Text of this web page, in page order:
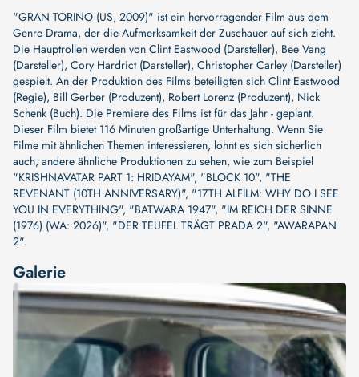
"GRAN TORINO (US, 2009)" ist ein hervorragender Film aus dem
Genre Drama, der die Aufmerksamkeit der Zuschauer auf sich zieht.
Die Hauptrollen werden von Clint Eastwood (Darsteller), Bee Vang
(Darsteller), Cory Hardrict (Darsteller), Christopher Carley (Darsteller)
gespielt. An der Produktion des Films beteiligten sich Clint Eastwood
(Regie), Bill Gerber (Produzent), Robert Lorenz (Produzent), Nick
Schenk (Buch). Die Premiere des Films ist für das Jahr - geplant.
Dieser Film bietet 116 Minuten großartige Unterhaltung. Wenn Sie
Filme mit ähnlichen Themen interessieren, lohnt es sich sicherlich
auch, andere ähnliche Produktionen zu sehen, wie zum Beispiel
"KRISHNAVATAR PART 1: HRIDAYAM", "BLOCK 10", "THE
REVENANT (10TH ANNIVERSARY)", "17TH ALFILM: WHY DO I SEE
YOU IN EVERYTHING", "BATWARA 1947", "IM REICH DER SINNE
(1976) (WA: 2026)", "DER TEUFEL TRÄGT PRADA 2", "AWARAPAN
2".
Galerie